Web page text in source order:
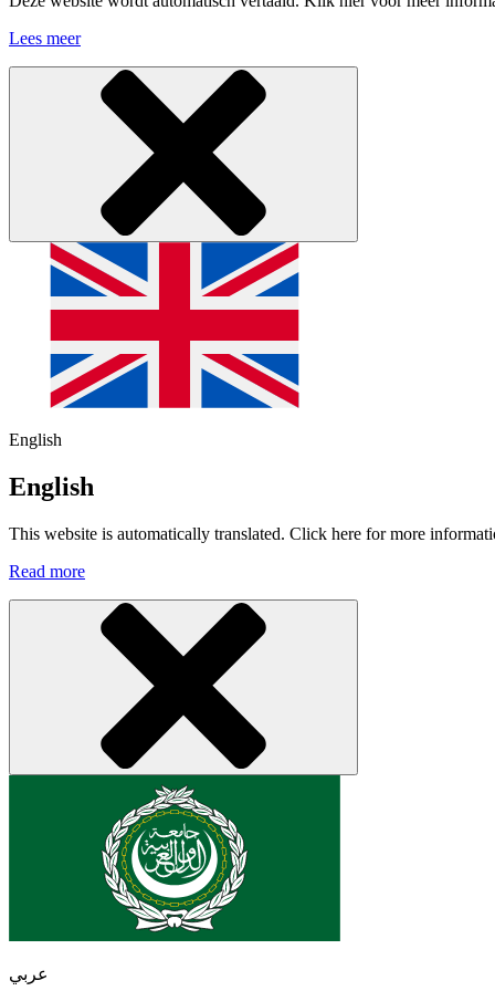
Lees meer
English
English
This website is automatically translated. Click here for more
Read more
عربي